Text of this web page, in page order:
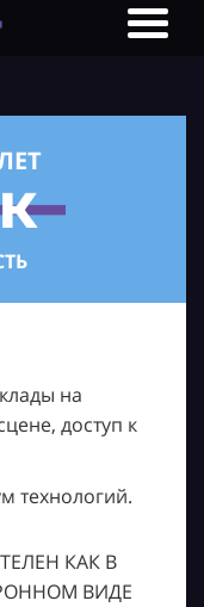
на
доступ к
технологий.
КАК В
ВИДЕ